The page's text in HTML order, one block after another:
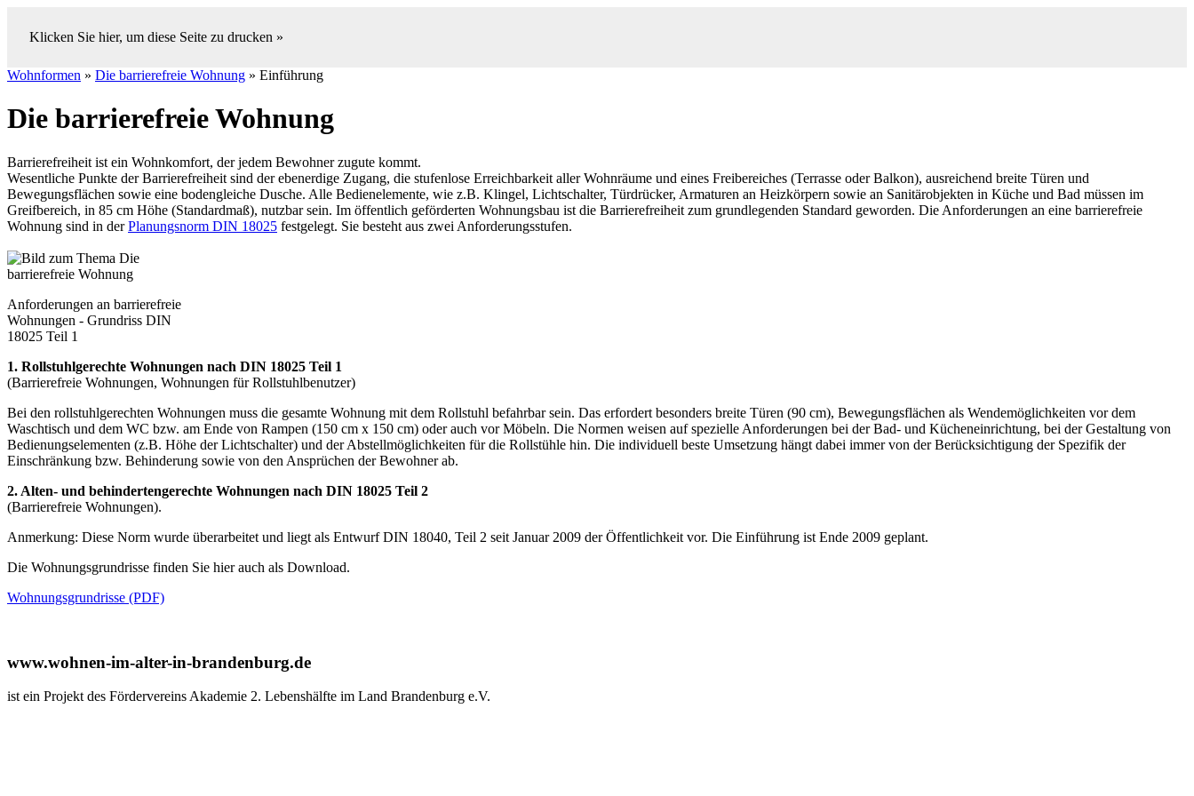
Klicken Sie hier, um diese Seite zu drucken »
Wohnformen » Die barrierefreie Wohnung » Einführung
Die barrierefreie Wohnung
Barrierefreiheit ist ein Wohnkomfort, der jedem Bewohner zugute kommt.
Wesentliche Punkte der Barrierefreiheit sind der ebenerdige Zugang, die stufenlose Erreichbarkeit aller Wohnräume und eines Freibereiches (Terrasse oder Balkon), ausreichend breite Türen und
Bewegungsflächen sowie eine bodengleiche Dusche. Alle Bedienelemente, wie z.B. Klingel, Lichtschalter, Türdrücker, Armaturen an Heizkörpern sowie an Sanitärobjekten in Küche und Bad müssen im
Greifbereich, in 85 cm Höhe (Standardmaß), nutzbar sein. Im öffentlich geförderten Wohnungsbau ist die Barrierefreiheit zum grundlegenden Standard geworden. Die Anforderungen an eine barrierefreie
Wohnung sind in derPlanungsnorm DIN 18025 festgelegt. Sie besteht aus zwei Anforderungsstufen.
Anforderungen an barrierefreie
Wohnungen - Grundriss DIN
18025 Teil 1
1. Rollstuhlgerechte Wohnungen nach DIN 18025 Teil 1
(Barrierefreie Wohnungen, Wohnungen für Rollstuhlbenutzer)
Bei den rollstuhlgerechten Wohnungen muss die gesamte Wohnung mit dem Rollstuhl befahrbar sein. Das erfordert besonders breite Türen (90 cm), Bewegungsflächen als Wendemöglichkeiten vor dem
Waschtisch und dem WC bzw. am Ende von Rampen (150 cm x 150 cm) oder auch vor Möbeln. Die Normen weisen auf spezielle Anforderungen bei der Bad- und Kücheneinrichtung, bei der Gestaltung von
Bedienungselementen (z.B. Höhe der Lichtschalter) und der Abstellmöglichkeiten für die Rollstühle hin. Die individuell beste Umsetzung hängt dabei immer von der Berücksichtigung der Spezifik der
Einschränkung bzw. Behinderung sowie von den Ansprüchen der Bewohner ab.
2. Alten- und behindertengerechte Wohnungen nach DIN 18025 Teil 2
(Barrierefreie Wohnungen).
Anmerkung: Diese Norm wurde überarbeitet und liegt als Entwurf DIN 18040, Teil 2 seit Januar 2009 der Öffentlichkeit vor. Die Einführung ist Ende 2009 geplant.
Die Wohnungsgrundrisse finden Sie hier auch als Download.
Wohnungsgrundrisse (PDF)
www.wohnen-im-alter-in-brandenburg.de
ist ein Projekt des Fördervereins Akademie 2. Lebenshälfte im Land Brandenburg e.V.